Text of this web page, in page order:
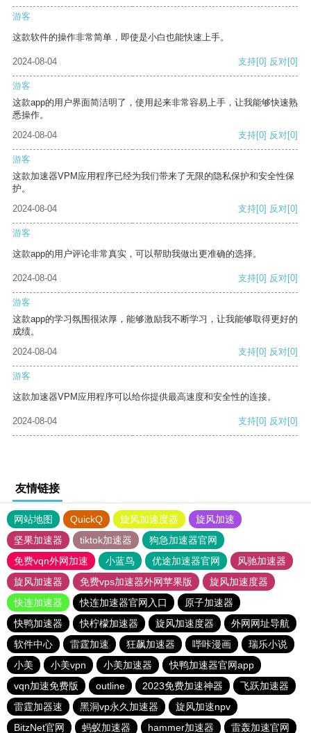
游客
这款软件的操作非常简单，即使是小白也能快速上手。
2024-08-04 支持[0] 反对[0]
游客
这款app的用户界面简洁明了，使用起来非常容易上手，让我能够快速熟
悉操作。
2024-08-04
支持[0] 反对[0]
游客
这款加速器VPM应用程序已经为我们带来了无限的隐私保护和安全性保
护。
2024-08-04
支持[0] 反对[0]
游客
这款app的用户评论非常真实，可以帮助我做出更准确的选择。
2024-08-04 支持[0] 反对[0]
游客
这款app的学习氛围很浓厚，能够激励我不断学习，让我能够取得更好的
成绩。
2024-08-04
支持[0] 反对[0]
游客
这款加速器VPM应用程序可以给你提供最高速度和安全性的连接。
2024-08-04 支持[0] 反对[0]
友情链接
网站地图 QuickQ 旋风加速度器
旋风加速
坚果加速器
tiktok加速器
狗急加速器官网
免费vqn外网加速
小蓝鸟 优途加速器官网
风驰加速器
旋风加速器
免费vps加速器外网苹果版
旋风加速度器
快连加速器
快连加速器官网入口
原子加速器
快鸭加速器
快柠檬加速器 旋风加速度器
外网网址导航
软件中心
雷霆加速 狂飙加速器 哔咔漫画
瑞乐小说
小美
小美vpn 小美加速器
快鸭加速器官网app
vqn加速免费版
outline 2023免费加速神器
飞跃加速器
雷霆加器速
黑洞vp永久加速器
旋风加速npv
BitzNet官网
蚂蚁加速器 hammer加速器 雷轰加速官网